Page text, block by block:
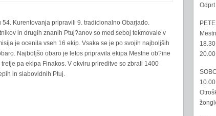
Kurentovanja pripravili 9. tradicionalno Obarjado.
in drugih znanih Ptuj?anov so med seboj tekmovale v
je ocenila vseh 16 ekip. Vsaka se je po svojih najboljših
Najboljšo obaro je letos pripravila ekipa Mestne ob?ine
pa ekipa Finakos. V okviru prireditve so zbrali 1400
in slabovidnih Ptuj.